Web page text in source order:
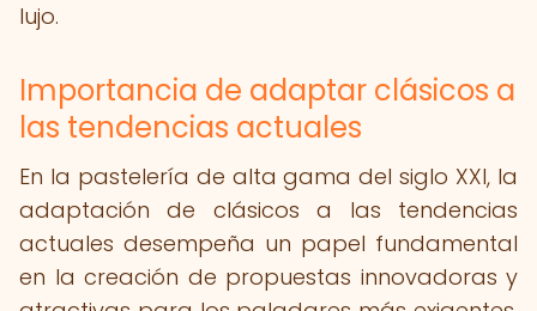
lujo.
Importancia de adaptar clásicos a
las tendencias actuales
En la pastelería de alta gama del siglo XXI, la
adaptación de clásicos a las tendencias
actuales desempeña un papel fundamental
en la creación de propuestas innovadoras y